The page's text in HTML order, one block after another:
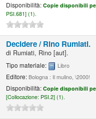
Disponibilità:Copie disponibili
PSI.681] (1).
Decidere /Rino Rumiati.
di Rumiati, Rino [aut].
Tipo materiale: Libro
Editore: Bologna : Il mulino, \2000!
Disponibilità:Copie disponibili
[Collocazione: PSI.2] (1).